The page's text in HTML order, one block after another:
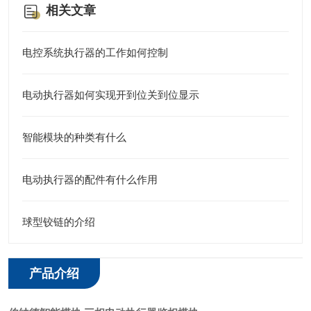
相关文章
电控系统执行器的工作如何控制
电动执行器如何实现开到位关到位显示
智能模块的种类有什么
电动执行器的配件有什么作用
球型铰链的介绍
产品介绍